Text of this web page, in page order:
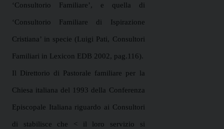
‘Consultorio Familiare’, e quella di
‘Consultorio Familiare di Ispirazione
Cristiana’ in specie (Luigi Pati, Consultori
Familiari in Lexicon EDB 2002, pag.116).
Il Direttorio di Pastorale familiare per la
Chiesa italiana del 1993 della Conferenza
Episcopale Italiana riguardo ai Consultori
di stabilisce che < il loro servizio si